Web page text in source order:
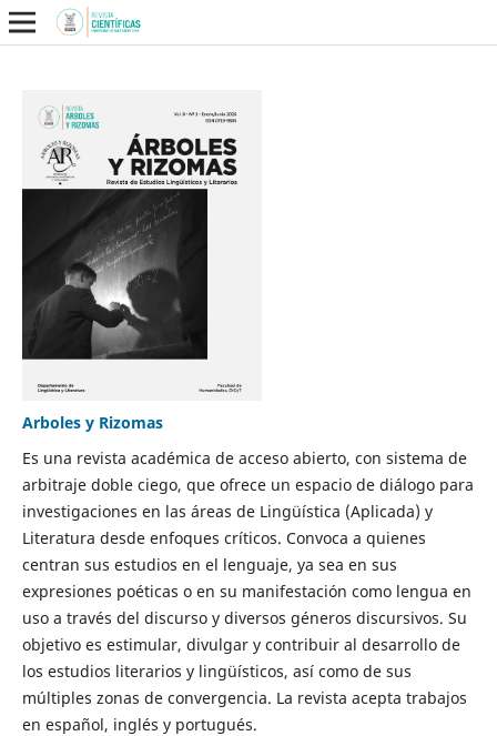
Arboles y Rizomas
Es una revista académica de acceso abierto, con sistema de
arbitraje doble ciego, que ofrece un espacio de diálogo para
investigaciones en las áreas de Lingüística (Aplicada) y
Literatura desde enfoques críticos. Convoca a quienes
centran sus estudios en el lenguaje, ya sea en sus
expresiones poéticas o en su manifestación como lengua en
uso a través del discurso y diversos géneros discursivos. Su
objetivo es estimular, divulgar y contribuir al desarrollo de
los estudios literarios y lingüísticos, así como de sus
múltiples zonas de convergencia. La revista acepta trabajos
en español, inglés y portugués.